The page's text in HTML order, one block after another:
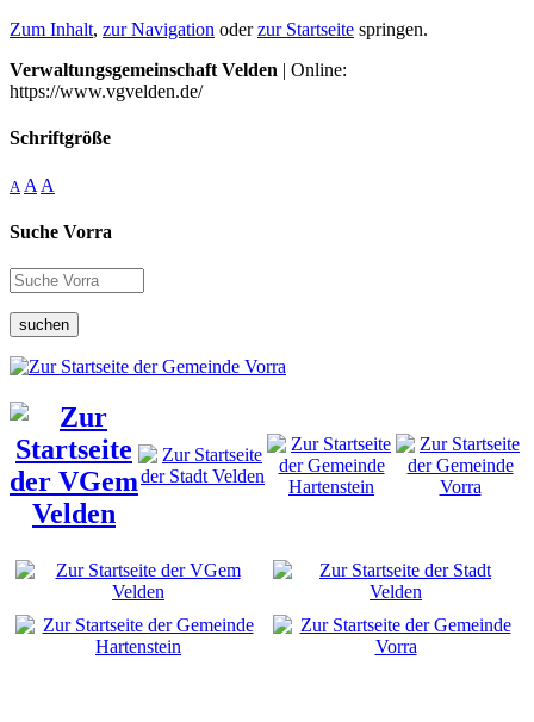
Zum Inhalt, zur Navigation oderzur Startseite springen.
Verwaltungsgemeinschaft Velden | Online:
https://www.vgvelden.de/
Schriftgröße
A A A
Suche Vorra
suchen